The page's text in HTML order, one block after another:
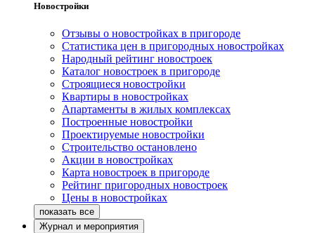
Новостройки
Отзывы о новостройках в пригороде
Статистика цен в пригородных новостройках
Народный рейтинг новостроек
Каталог новостроек в пригороде
Строящиеся новостройки
Квартиры в новостройках
Апартаменты в жилых комплексах
Построенные новостройки
Проектируемые новостройки
Строительство остановлено
Акции в новостройках
Карта новостроек в пригороде
Рейтинг пригородных новостроек
Цены в новостройках
Журнал и мероприятия